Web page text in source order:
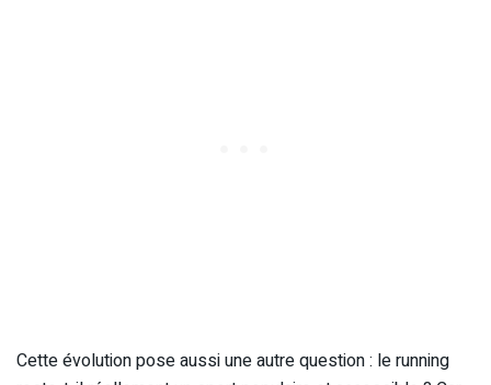
Cette évolution pose aussi une autre question : le running